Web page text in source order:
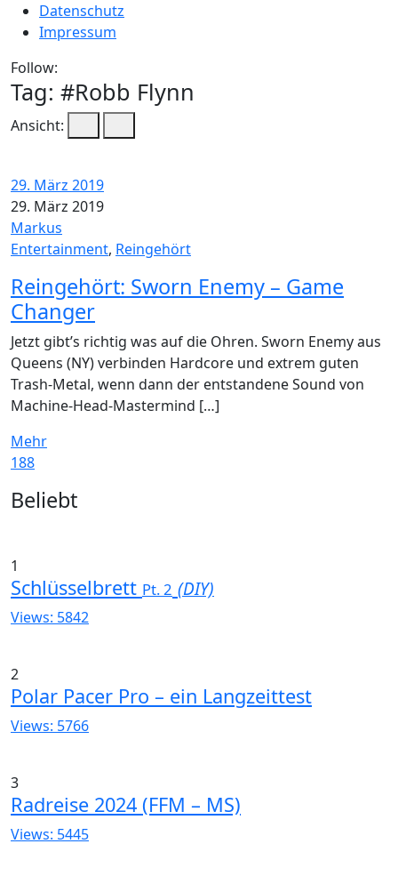
Datenschutz
Impressum
Follow:
Tag: #Robb Flynn
Ansicht:
29. März 2019
29. März 2019
Markus
Entertainment, Reingehört
Reingehört: Sworn Enemy – Game
Changer
Jetzt gibt’s richtig was auf die Ohren. Sworn Enemy aus
Queens (NY) verbinden Hardcore und extrem guten
Trash-Metal, wenn dann der entstandene Sound von
Machine-Head-Mastermind […]
Mehr
188
Widgets
Beliebt
1
Schlüsselbrett Pt. 2 (DIY)
Views: 5842
2
Polar Pacer Pro – ein Langzeittest
Views: 5766
3
Radreise 2024 (FFM – MS)
Views: 5445